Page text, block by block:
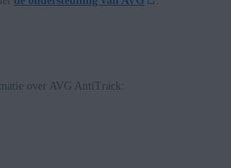
over AVG AntiTrack: